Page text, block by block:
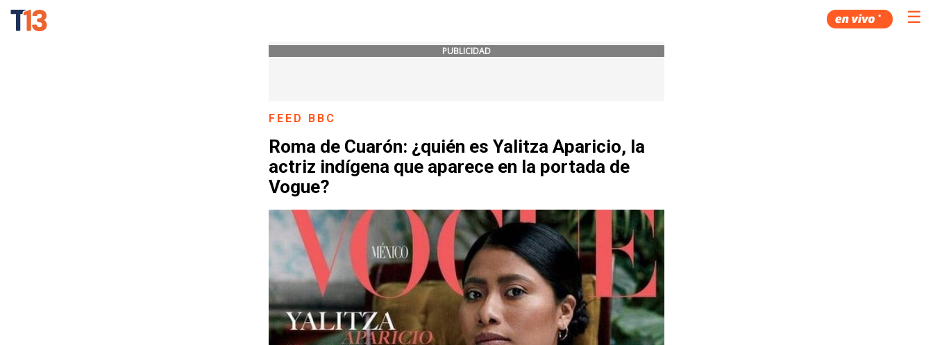
☰
PUBLICIDAD
FEED BBC
Roma de Cuarón: ¿quién es Yalitza Aparicio, la
actriz indígena que aparece en la portada de
Vogue?